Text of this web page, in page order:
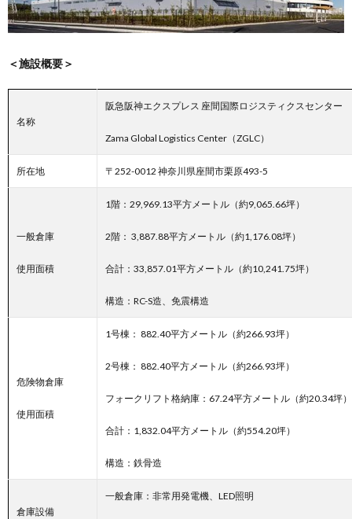
＜施設概要＞
名称
阪急阪神エクスプレス 座間国際ロジスティクスセンター
Zama Global Logistics Center（ZGLC）
所在地 〒252-0012 神奈川県座間市栗原493-5
一般倉庫
使用面積
1階：29,969.13平方メートル（約9,065.66坪）
2階： 3,887.88平方メートル（約1,176.08坪）
合計：33,857.01平方メートル（約10,241.75坪）
構造：RC-S造、免震構造
危険物倉庫
使用面積
1号棟： 882.40平方メートル（約266.93坪）
2号棟： 882.40平方メートル（約266.93坪）
フォークリフト格納庫：67.24平方メートル（約20.34坪）
合計：1,832.04平方メートル（約554.20坪）
構造：鉄骨造
倉庫設備
一般倉庫：非常用発電機、LED照明